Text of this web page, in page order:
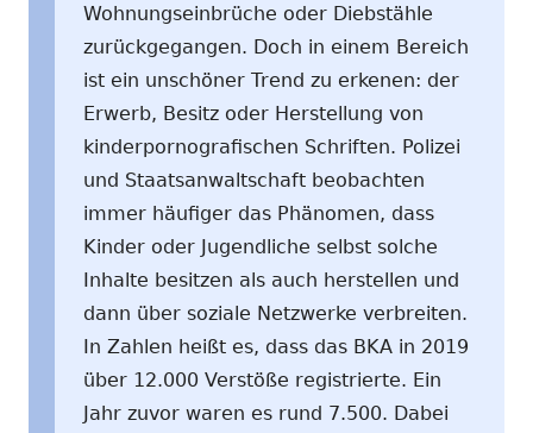
Wohnungseinbrüche oder Diebstähle
zurückgegangen. Doch in einem Bereich
ist ein unschöner Trend zu erkenen: der
Erwerb, Besitz oder Herstellung von
kinderpornografischen Schriften. Polizei
und Staatsanwaltschaft beobachten
immer häufiger das Phänomen, dass
Kinder oder Jugendliche selbst solche
Inhalte besitzen als auch herstellen und
dann über soziale Netzwerke verbreiten.
In Zahlen heißt es, dass das BKA in 2019
über 12.000 Verstöße registrierte. Ein
Jahr zuvor waren es rund 7.500. Dabei